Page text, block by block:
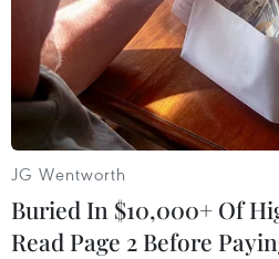
JG Wentworth
Buried In $10,000+ Of
Read Page 2 Before